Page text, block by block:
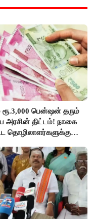
ரூ.3,000 பென்ஷன் தரும்
அரசின் திட்டம்! நாகை
தொழிலாளர்களுக்கு